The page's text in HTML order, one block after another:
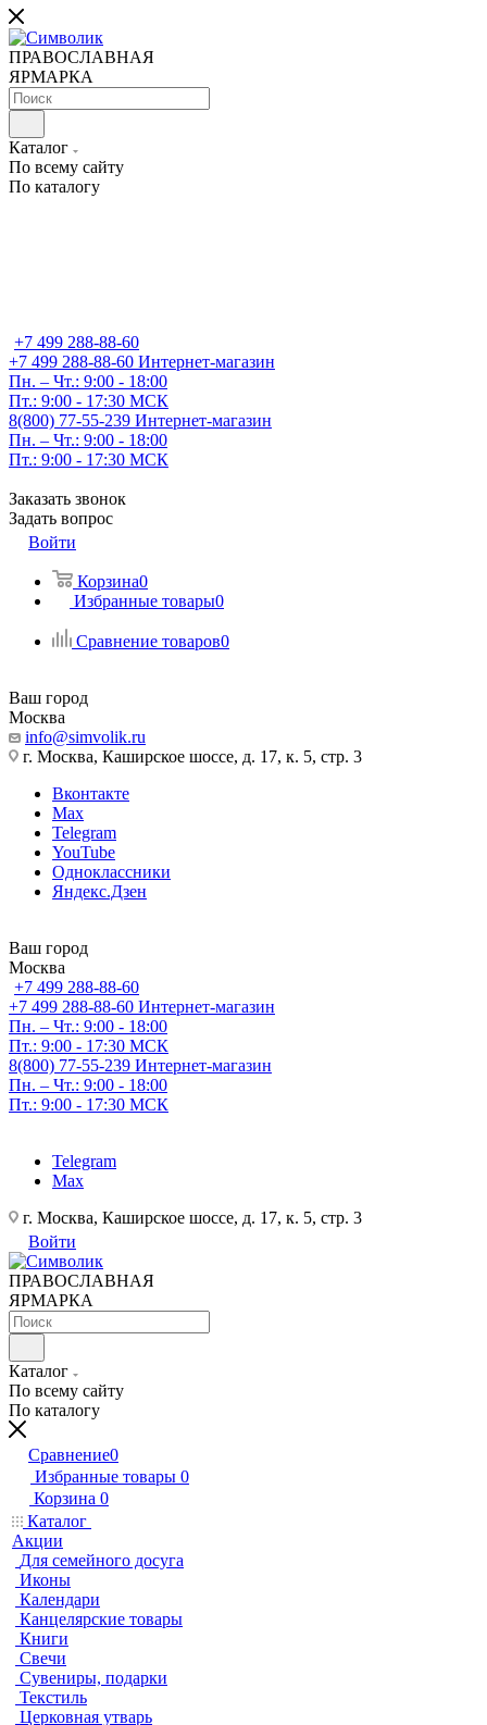
ПРАВОСЛАВНАЯ
ЯРМАРКА
Каталог
По всему сайту
По каталогу
+7 499 288-88-60
+7 499 288-88-60 Интернет-магазин
Пн. – Чт.: 9:00 - 18:00
Пт.: 9:00 - 17:30 МСК
8(800) 77-55-239 Интернет-магазин
Пн. – Чт.: 9:00 - 18:00
Пт.: 9:00 - 17:30 МСК
Заказать звонок
Задать вопрос
Войти
Корзина0
Избранные товары0
Сравнение товаров0
Ваш город
Москва
info@simvolik.ru
г. Москва, Каширское шоссе, д. 17, к. 5, стр. 3
Вконтакте
Max
Telegram
YouTube
Одноклассники
Яндекс.Дзен
Ваш город
Москва
+7 499 288-88-60
+7 499 288-88-60 Интернет-магазин
Пн. – Чт.: 9:00 - 18:00
Пт.: 9:00 - 17:30 МСК
8(800) 77-55-239 Интернет-магазин
Пн. – Чт.: 9:00 - 18:00
Пт.: 9:00 - 17:30 МСК
Telegram
Max
г. Москва, Каширское шоссе, д. 17, к. 5, стр. 3
Войти
ПРАВОСЛАВНАЯ
ЯРМАРКА
Каталог
По всему сайту
По каталогу
Сравнение0
Избранные товары 0
Корзина 0
Каталог
Акции
Для семейного досуга
Иконы
Календари
Канцелярские товары
Книги
Свечи
Сувениры, подарки
Текстиль
Церковная утварь